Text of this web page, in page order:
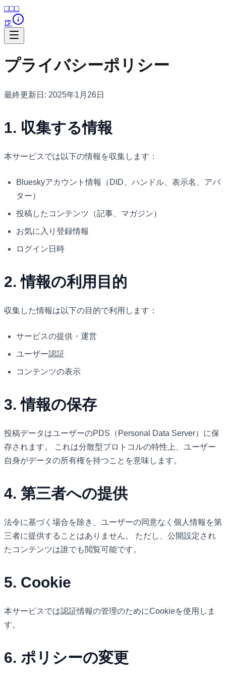
⬜︎⬜︎⬜︎
🍺
プライバシーポリシー
最終更新日: 2025年1月26日
1. 収集する情報
本サービスでは以下の情報を収集します：
Blueskyアカウント情報（DID、ハンドル、表示名、アバ
ター）
投稿したコンテンツ（記事、マガジン）
お気に入り登録情報
ログイン日時
2. 情報の利用目的
収集した情報は以下の目的で利用します：
サービスの提供・運営
ユーザー認証
コンテンツの表示
3. 情報の保存
投稿データはユーザーのPDS（Personal Data Server）に保
存されます。 これは分散型プロトコルの特性上、ユーザー
自身がデータの所有権を持つことを意味します。
4. 第三者への提供
法令に基づく場合を除き、ユーザーの同意なく個人情報を第
三者に提供することはありません。 ただし、公開設定され
たコンテンツは誰でも閲覧可能です。
5. Cookie
本サービスでは認証情報の管理のためにCookieを使用しま
す。
6. ポリシーの変更